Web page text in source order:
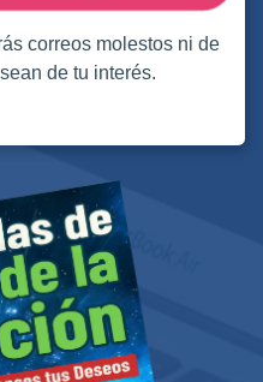
correos molestos ni de
de tu interés.